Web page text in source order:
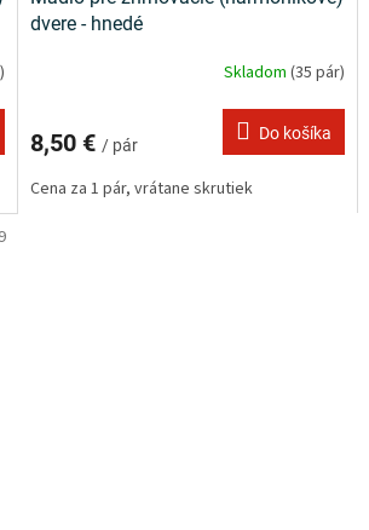
dvere - hnedé
Skladom (35 pár)
8,50 € / pár
Do košíka
Cena za 1 pár, vrátane skrutiek